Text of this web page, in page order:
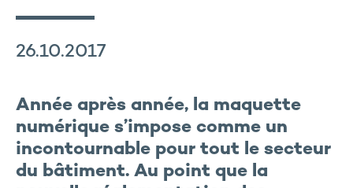
26.10.2017
Année après année, la maquette
numérique s’impose comme un
incontournable pour tout le secteur
du bâtiment. Au point que la